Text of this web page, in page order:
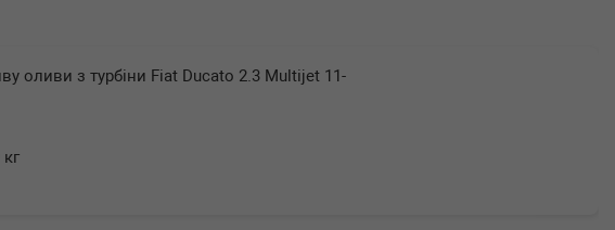
оливи з турбіни Fiat Ducato 2.3 Multijet 11-